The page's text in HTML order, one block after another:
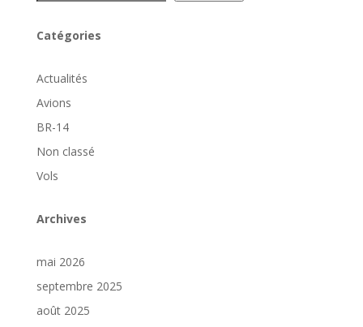
Catégories
Actualités
Avions
BR-14
Non classé
Vols
Archives
mai 2026
septembre 2025
août 2025